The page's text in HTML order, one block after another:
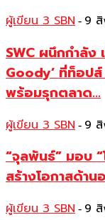
ผู้เขียน 3 SBN - 9
SWC ผนึกกำลัง
Goody’ ที่ท็อป
พร้อมรุกตลาด...
ผู้เขียน 3 SBN - 9
“จุลพันธ์” มอบ
สร้างโอกาสด้า
ผู้เขียน 3 SBN - 9